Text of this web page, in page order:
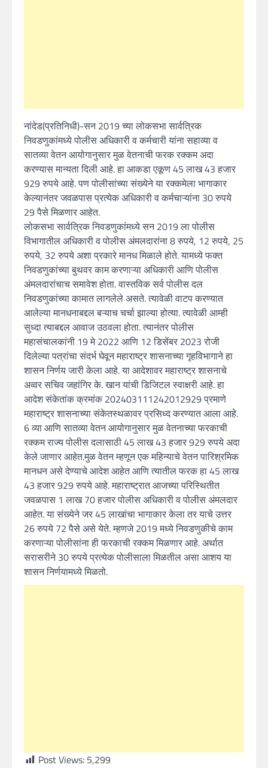
नांदेड(प्रतिनिधी)-सन 2019 च्या लोकसभा सार्वत्रिक
निवडणुकांमध्ये पोलीस अधिकारी व कर्मचारी यांना सहाव्या व
सातव्या वेतन आयोगानुसार मुळ वेतनाची फरक रक्कम अदा
करण्यास मान्यता दिली आहे. हा आकडा एकूण 45 लाख 43 हजार
929 रुपये आहे. पण पोलीसांच्या संख्येने या रक्कमेला भागाकार
केल्यानंतर जवळपास प्रत्येक अधिकारी व कर्मचाऱ्यांना 30 रुपये
29 पैसे मिळणार आहेत.
लोकसभा सार्वत्रिक निवडणुकांमध्ये सन 2019 ला पोलीस
विभागातील अधिकारी व पोलीस अंमलदारांना 8 रुपये, 12 रुपये, 25
रुपये, 32 रुपये अशा प्रकारे मानध मिळाले होते. यामध्ये फक्त
निवडणुकांच्या बुथवर काम करणाऱ्या अधिकारी आणि पोलीस
अंमलदारांचाच समावेश होता. वास्तविक सर्व पोलीस दल
निवडणुकांच्या कामात लागलेले असते. त्यावेळी वाटप करण्यात
आलेल्या मानधनाबद्दल बऱ्याच चर्चा झाल्या होत्या. त्यावेळी आम्ही
सुध्दा त्याबद्दल आवाज उठवला होता. त्यानंतर पोलीस
महासंचालकांनी 19 मे 2022 आणि 12 डिसेंबर 2023 रोजी
दिलेल्या पत्रांचा संदर्भ घेवून महाराष्ट्र शासनाच्या गृहविभागाने हा
शासन निर्णय जारी केला आहे. या आदेशावर महाराष्ट्र शासनाचे
अव्वर सचिव जहांगिर के. खान यांची डिजिटल स्वाक्षरी आहे. हा
आदेश संकेतांक क्रमांक 202403111242012929 प्रमाणे
महाराष्ट्र शासनाच्या संकेतस्थळावर प्रसिध्द करण्यात आला आहे.
6 व्या आणि सातव्या वेतन आयोगानुसार मुळ वेतनाच्या फरकाची
रक्कम राज्य पोलीस दलासाठी 45 लाख 43 हजार 929 रुपये अदा
केले जाणार आहेत.मुळ वेतन म्हणून एक महिन्याचे वेतन पारिश्रमिक
मानधन असे देण्याचे आदेश आहेत आणि त्यातील फरक हा 45 लाख
43 हजार 929 रुपये आहे. महाराष्ट्रात आजच्या परिस्थितीत
जवळपास 1 लाख 70 हजार पोलीस अधिकारी व पोलीस अंमलदार
आहेत. या संख्येने जर 45 लाखांचा भागाकार केला तर याचे उत्तर
26 रुपये 72 पैसे असे येते. म्हणजे 2019 मध्ये निवडणुकीचे काम
करणाऱ्या पोलीसांना ही फरकाची रक्कम मिळणार आहे. अर्थात
सरासरीने 30 रुपये प्रत्येक पोलीसाला मिळतील असा आशय या
शासन निर्णयामध्ये मिळतो.
Post Views: 5,299